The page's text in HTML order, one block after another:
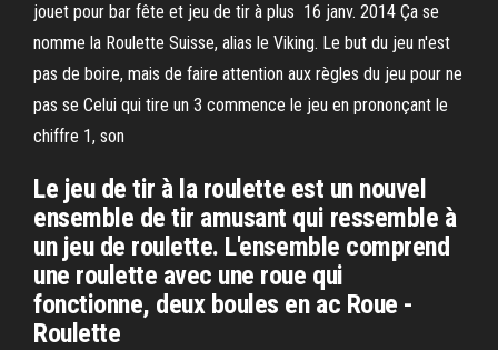
jouet pour bar fête et jeu de tir à plus 16 janv. 2014 Ça se
nomme la Roulette Suisse, alias le Viking. Le but du jeu n'est
pas de boire, mais de faire attention aux règles du jeu pour ne
pas se Celui qui tire un 3 commence le jeu en prononçant le
chiffre 1, son
Le jeu de tir à la roulette est un nouvel
ensemble de tir amusant qui ressemble à
un jeu de roulette. L'ensemble comprend
une roulette avec une roue qui
fonctionne, deux boules en ac Roue -
Roulette